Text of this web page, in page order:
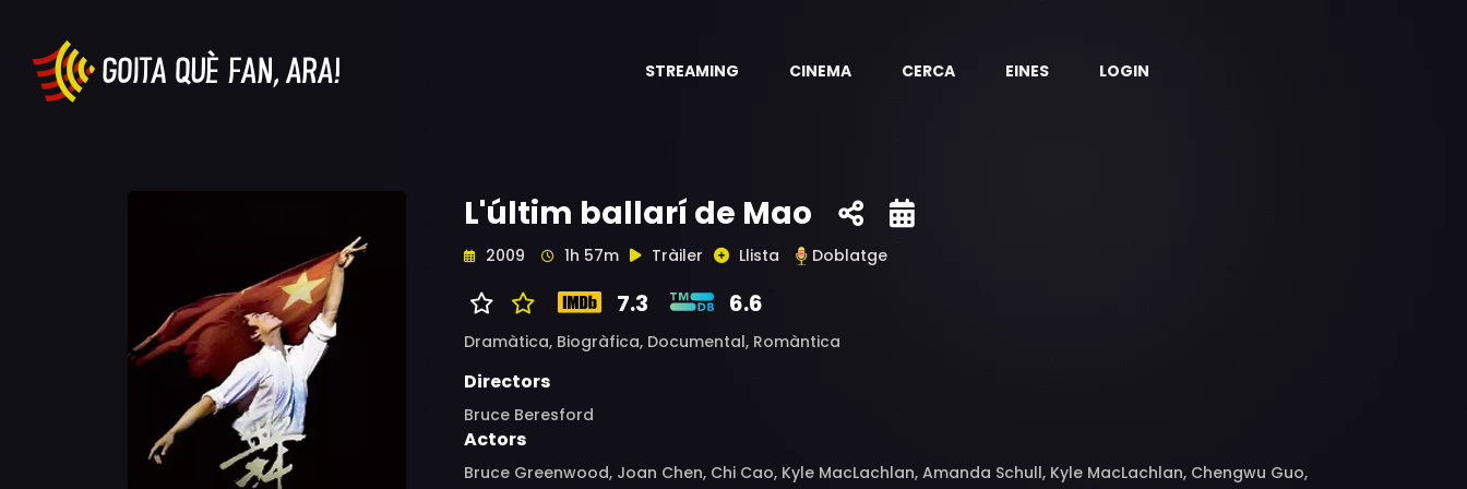
STREAMING CINEMA CERCA EINES LOGIN
L'últim ballarí de Mao
2009 1h 57m Tràiler Llista Doblatge
7.3 6.6
Dramàtica, Biogràfica, Documental, Romàntica
Directors
Bruce Beresford
Actors
Bruce Greenwood, Joan Chen, Chi Cao, Kyle MacLachlan, Amanda Schull, Kyle MacLachlan, Chengwu Guo,